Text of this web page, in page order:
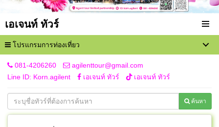
เอเจนท์ ทัวร์
โปรแกรมการท่องเที่ยว
081-4206260
agilenttour@gmail.com
Line ID: Korn.agilent
เอเจนท์ ทัวร์ เอเจนท์ ทัวร์
ค้นหา